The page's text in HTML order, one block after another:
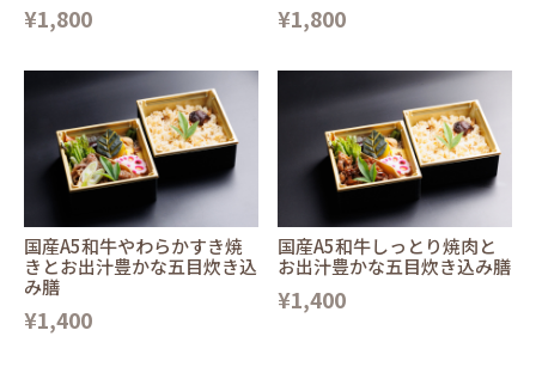
¥1,800 ¥1,800
国産A5和牛やわらかすき焼
きとお出汁豊かな五目炊き込
み膳
¥1,400
国産A5和牛しっとり焼肉と
お出汁豊かな五目炊き込み膳
¥1,400